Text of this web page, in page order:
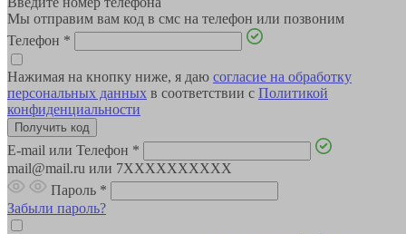
Мы отправим вам код в смс на телефон или позвоним
Телефон *
Нажимая на кнопку ниже, я даю согласие на обработку
персональных данных в соответствии с Политикой
конфиденциальности
E-mail или Телефон *
mail@mail.ru или 7XXXXXXXXXX
Пароль *
Забыли пароль?